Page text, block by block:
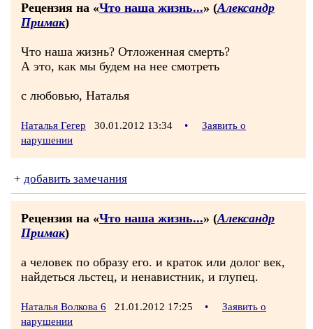
Рецензия на «Что наша жизнь...» (Александр
Примак)
Что наша жизнь? Отложенная смерть?
А это, как мы будем на нее смотреть
с любовью, Наталья
Наталья Гегер 30.01.2012 13:34 •
Заявить о
нарушении
+ добавить замечания
Рецензия на «Что наша жизнь...» (Александр
Примак)
а человек по образу его. и краток или долог век,
найдеться льстец, и ненавистник, и глупец.
Наталья Волкова 6 21.01.2012 17:25 •
Заявить о
нарушении